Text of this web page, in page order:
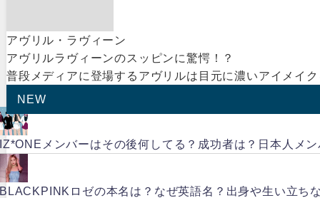
アヴリル・ラヴィーン
アヴリルラヴィーンのスッピンに驚愕！？
普段メディアに登場するアヴリルは目元に濃いアイメイ
NEW
メンバーはその後何してる？成功者は？日本人メ
ロゼの本名は？なぜ英語名？出身や生い立ち